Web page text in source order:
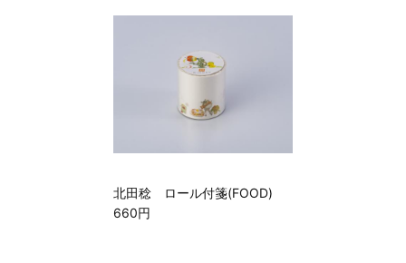
北田稔 ロール付箋(FOOD)
660円